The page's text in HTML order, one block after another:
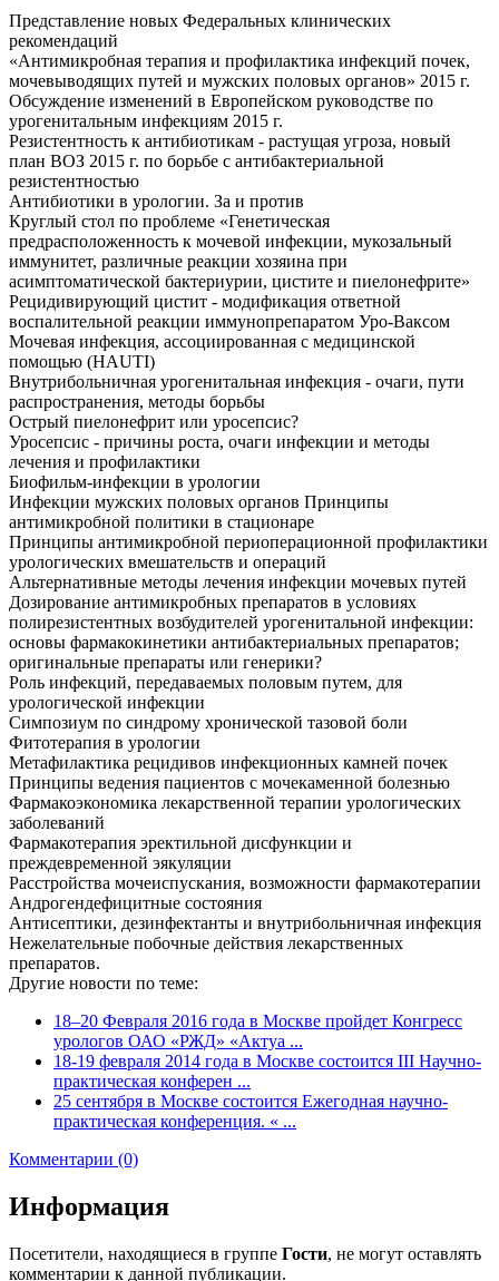
Представление новых Федеральных клинических
рекомендаций
«Антимикробная терапия и профилактика инфекций почек,
мочевыводящих путей и мужских половых органов» 2015 г.
Обсуждение изменений в Европейском руководстве по
урогенитальным инфекциям 2015 г.
Резистентность к антибиотикам - растущая угроза, новый
план ВОЗ 2015 г. по борьбе с антибактериальной
резистентностью
Антибиотики в урологии. За и против
Круглый стол по проблеме «Генетическая
предрасположенность к мочевой инфекции, мукозальный
иммунитет, различные реакции хозяина при
асимптоматической бактериурии, цистите и пиелонефрите»
Рецидивирующий цистит - модификация ответной
воспалительной реакции иммунопрепаратом Уро-Ваксом
Мочевая инфекция, ассоциированная с медицинской
помощью (HAUTI)
Внутрибольничная урогенитальная инфекция - очаги, пути
распространения, методы борьбы
Острый пиелонефрит или уросепсис?
Уросепсис - причины роста, очаги инфекции и методы
лечения и профилактики
Биофильм-инфекции в урологии
Инфекции мужских половых органов Принципы
антимикробной политики в стационаре
Принципы антимикробной периоперационной профилактики
урологических вмешательств и операций
Альтернативные методы лечения инфекции мочевых путей
Дозирование антимикробных препаратов в условиях
полирезистентных возбудителей урогенитальной инфекции:
основы фармакокинетики антибактериальных препаратов;
оригинальные препараты или генерики?
Роль инфекций, передаваемых половым путем, для
урологической инфекции
Симпозиум по синдрому хронической тазовой боли
Фитотерапия в урологии
Метафилактика рецидивов инфекционных камней почек
Принципы ведения пациентов с мочекаменной болезнью
Фармакоэкономика лекарственной терапии урологических
заболеваний
Фармакотерапия эректильной дисфункции и
преждевременной эякуляции
Расстройства мочеиспускания, возможности фармакотерапии
Андрогендефицитные состояния
Антисептики, дезинфектанты и внутрибольничная инфекция
Нежелательные побочные действия лекарственных
препаратов.
Другие новости по теме:
18–20 Февраля 2016 года в Москве пройдет Конгресс
урологов ОАО «РЖД» «Актуа ...
18-19 февраля 2014 года в Москве состоится III Научно-
практическая конферен ...
25 сентября в Москве состоится Ежегодная научно-
практическая конференция. « ...
Комментарии (0)
Информация
Посетители, находящиеся в группе Гости, не могут оставлять
комментарии к данной публикации.